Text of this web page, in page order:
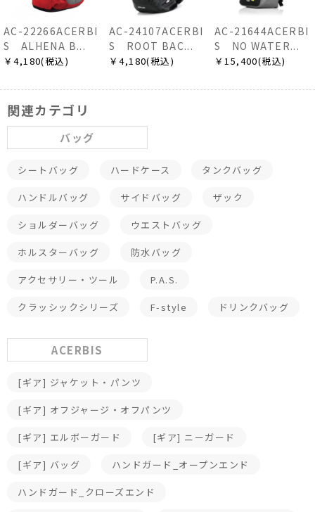
AC-22266ACERBI
S ALHENA B...
￥4,180(税込)
AC-24107ACERBI
S ROOT BAC...
￥4,180(税込)
AC-21644ACERBI
S NO WATER...
￥15,400(税込)
関連カテゴリ
バッグ
シートバッグ ハードケース タンクバッグ
ハンドルバッグ サイドバッグ ザック
ショルダーバッグ ウエストバッグ
ホルスターバッグ 防水バッグ
アクセサリー・ツール P.A.S.
クラッシックシリーズ F-style ドリンクバッグ
ACERBIS
[ギア] ジャケット・パンツ
[ギア] オフジャージ・オフパンツ
[ギア] エルボーガード [ギア] ニーガード
[ギア] バッグ ハンドガード_オープンエンド
ハンドガード_クローズエンド